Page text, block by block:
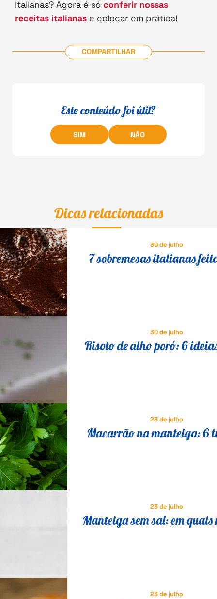
italianas? Agora é sóconferir nossas
receitas italianas e colocar em prática!
COMPARTILHAR
Este conteúdo foi útil?
SIM NÃO
Dicas relacionadas
30 de julho
7 sobremesas italianas
30 de julho
Risoto de alho poró: 6
23 de julho
Macarrão na manteiga: 6
23 de julho
Manteiga sem sal: em quais
23 de julho